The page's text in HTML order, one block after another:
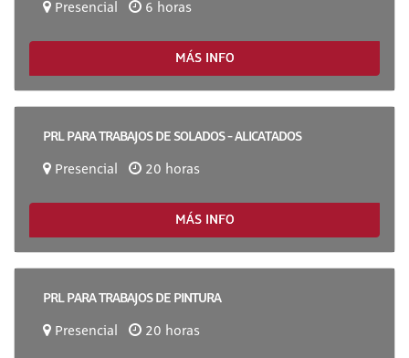
Presencial 6 horas
MÁS INFO
PRL PARA TRABAJOS DE SOLADOS - ALICATADOS
Presencial 20 horas
MÁS INFO
PRL PARA TRABAJOS DE PINTURA
Presencial 20 horas